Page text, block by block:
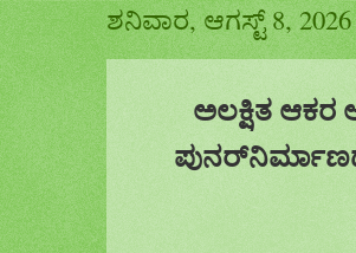
ಶನಿವಾರ, ಆಗಸ್ಟ್ 8, 2026
ಅಲಕ್ಷಿತ ಆಕರ
ಪುನರ್‌ನಿರ್ಮಾಣ